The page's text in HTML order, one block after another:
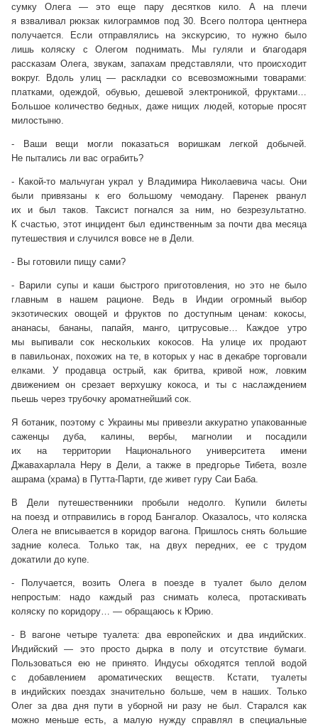
сумку Олега — это еще пару десятков кило. А на плечи
я взваливал рюкзак килограммов под 30. Всего полтора центнера
получается. Если отправлялись на экскурсию, то нужно было
лишь коляску с Олегом поднимать. Мы гуляли и благодаря
рассказам Олега, звукам, запахам представляли, что происходит
вокруг. Вдоль улиц — раскладки со всевозможными товарами:
платками, одеждой, обувью, дешевой электроникой, фруктами…
Большое количество бедных, даже нищих людей, которые просят
милостыню.
- Ваши вещи могли показаться воришкам легкой добычей.
Не пытались ли вас ограбить?
- Какой-то мальчуган украл у Владимира Николаевича часы. Они
были привязаны к его большому чемодану. Паренек рванул
их и был таков. Таксист погнался за ним, но безрезультатно.
К счастью, этот инцидент был единственным за почти два месяца
путешествия и случился вовсе не в Дели.
- Вы готовили пищу сами?
- Варили супы и каши быстрого приготовления, но это не было
главным в нашем рационе. Ведь в Индии огромный выбор
экзотических овощей и фруктов по доступным ценам: кокосы,
ананасы, бананы, папайя, манго, цитрусовые… Каждое утро
мы выпивали сок нескольких кокосов. На улице их продают
в павильонах, похожих на те, в которых у нас в декабре торговали
елками. У продавца острый, как бритва, кривой нож, ловким
движением он срезает верхушку кокоса, и ты с наслаждением
пьешь через трубочку ароматнейший сок.
Я ботаник, поэтому с Украины мы привезли аккуратно упакованные
саженцы дуба, калины, вербы, магнолии и посадили
их на территории Национального университета имени
Джавахарлала Неру в Дели, а также в предгорье Тибета, возле
ашрама (храма) в Путта-Парти, где живет гуру Саи Баба.
В Дели путешественники пробыли недолго. Купили билеты
на поезд и отправились в город Бангалор. Оказалось, что коляска
Олега не вписывается в коридор вагона. Пришлось снять большие
задние колеса. Только так, на двух передних, ее с трудом
докатили до купе.
- Получается, возить Олега в поезде в туалет было делом
непростым: надо каждый раз снимать колеса, протаскивать
коляску по коридору… — обращаюсь к Юрию.
- В вагоне четыре туалета: два европейских и два индийских.
Индийский — это просто дырка в полу и отсутствие бумаги.
Пользоваться ею не принято. Индусы обходятся теплой водой
с добавлением ароматических веществ. Кстати, туалеты
в индийских поездах значительно больше, чем в наших. Только
Олег за два дня пути в уборной ни разу не был. Старался как
можно меньше есть, а малую нужду справлял в специальные